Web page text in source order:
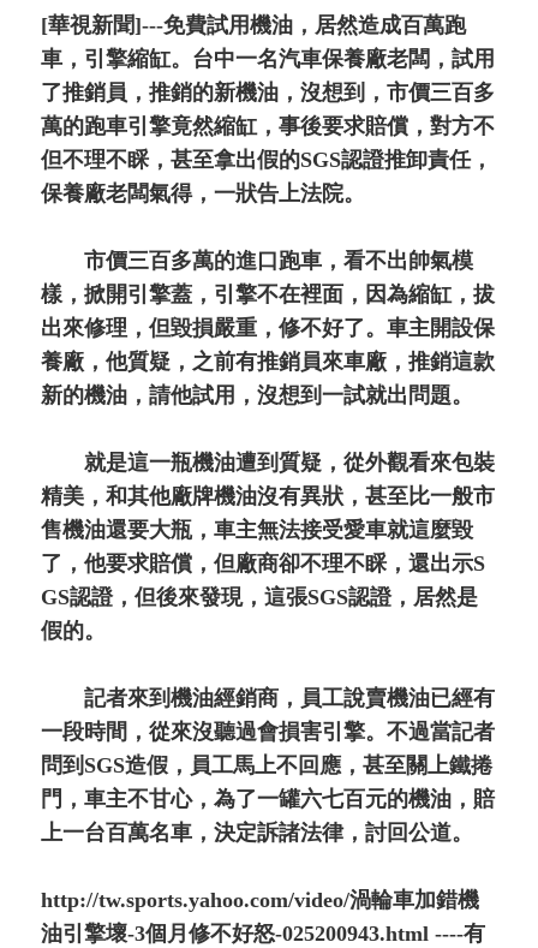
[華視新聞]---免費試用機油，居然造成百萬跑
車，引擎縮缸。台中一名汽車保養廠老闆，試用
了推銷員，推銷的新機油，沒想到，市價三百多
萬的跑車引擎竟然縮缸，事後要求賠償，對方不
但不理不睬，甚至拿出假的SGS認證推卸責任，
保養廠老闆氣得，一狀告上法院。
市價三百多萬的進口跑車，看不出帥氣模
樣，掀開引擎蓋，引擎不在裡面，因為縮缸，拔
出來修理，但毀損嚴重，修不好了。車主開設保
養廠，他質疑，之前有推銷員來車廠，推銷這款
新的機油，請他試用，沒想到一試就出問題。
就是這一瓶機油遭到質疑，從外觀看來包裝
精美，和其他廠牌機油沒有異狀，甚至比一般市
售機油還要大瓶，車主無法接受愛車就這麼毀
了，他要求賠償，但廠商卻不理不睬，還出示S
GS認證，但後來發現，這張SGS認證，居然是
假的。
記者來到機油經銷商，員工說賣機油已經有
一段時間，從來沒聽過會損害引擎。不過當記者
問到SGS造假，員工馬上不回應，甚至關上鐵捲
門，車主不甘心，為了一罐六七百元的機油，賠
上一台百萬名車，決定訴諸法律，討回公道。
http://tw.sports.yahoo.com/video/渦輪車加錯機
油引擎壞-3個月修不好怒-025200943.html ----有